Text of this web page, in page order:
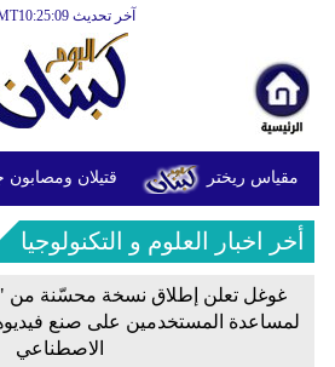
آخر تحديث GMT10:25:09
قتيلان ومصابون جراء 14 غارة إسرائيلية على شرق وجنوب
أخر اخبار العلوم و التكنولوجيا
لمساعدة المستخدمين على صنع
الاصطناعي